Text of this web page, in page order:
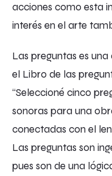
acciones como esta
interés en el arte
Las preguntas es
el Libro de las
“Seleccioné cinco
sonoras para una
conectadas con el
Las preguntas son
pues son de una